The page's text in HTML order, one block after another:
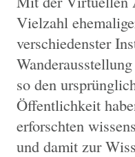
Vielzahl
verschiedenster
so den
Öffentlichkeit
erforschten
und damit zur